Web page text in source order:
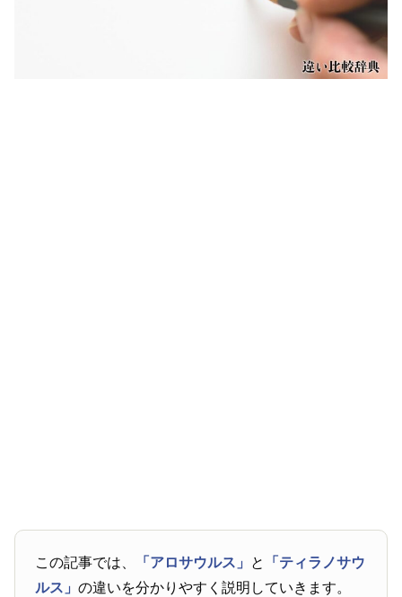
この記事では、 「アロサウルス」 と
「ティラノサウ
ルス」の違いを分かりやすく説明していきます。